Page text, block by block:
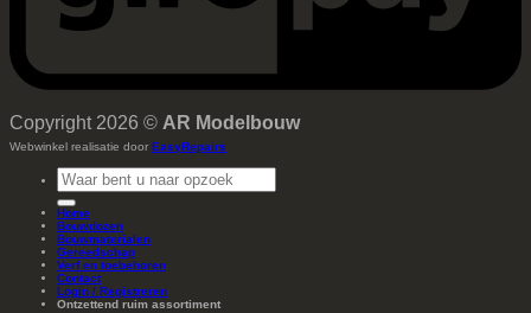
Copyright 2026 © AR Modelbouw
Webwinkel realisatie door EasyRepairs
Zoeken
naar:
Home
Bouwdozen
Bouwmaterialen
Gereedschap
Verf en toebehoren
Contact
Login / Registreren
Ontzettend ruim assortiment